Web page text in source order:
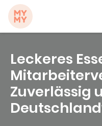
MYMY catering
Leckeres
Zuverlässig